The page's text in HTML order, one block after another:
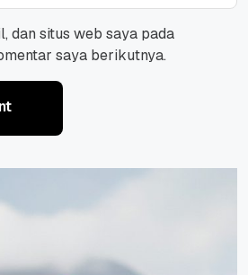
dan situs web saya pada
saya berikutnya.